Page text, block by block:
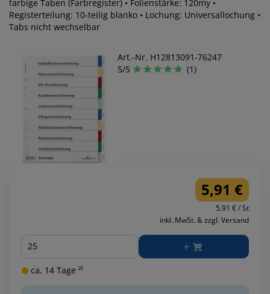
farbige Taben (Farbregister) • Folienstärke: 120my •
Registerteilung: 10-teilig blanko • Lochung: Universallochung •
Tabs nicht wechselbar
Art.-Nr. H12813091-76247
5/5
(1)
5,91 €
5.91 € / St
inkl. MwSt. & zzgl. Versand
Menge
ca. 14 Tage ²⁾